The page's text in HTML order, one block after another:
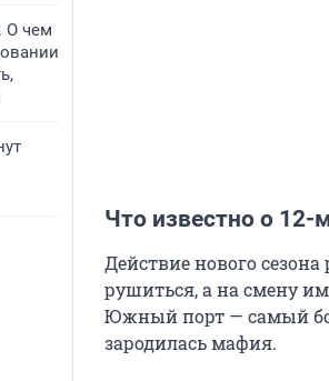
О чем
Что известно о 12-
Действие нового
рушиться, а на смену
Южный порт — самый
зародилась мафия.